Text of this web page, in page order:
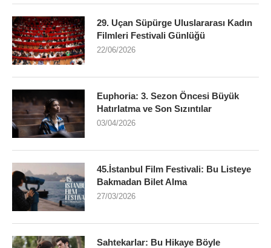
29. Uçan Süpürge Uluslararası Kadın
Filmleri Festivali Günlüğü
22/06/2026
Euphoria: 3. Sezon Öncesi Büyük
Hatırlatma ve Son Sızıntılar
03/04/2026
45.İstanbul Film Festivali: Bu Listeye
Bakmadan Bilet Alma
27/03/2026
Sahtekarlar: Bu Hikaye Böyle